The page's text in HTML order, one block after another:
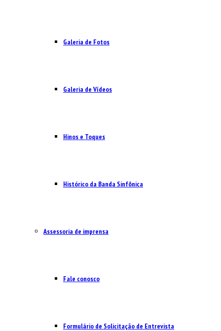
Galeria de Fotos
Galeria de Vídeos
Hinos e Toques
Histórico da Banda Sinfônica
Assessoria de imprensa
Fale conosco
Formulário de Solicitação de Entrevista